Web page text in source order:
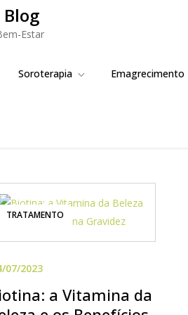
Estar
Soroterapia Emagrecimento
TRATAMENTO
a Vitamina da